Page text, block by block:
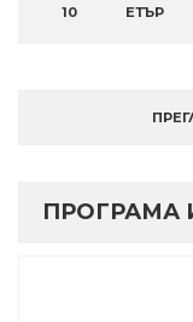
10 ЕТЪР
ПРОГРАМА